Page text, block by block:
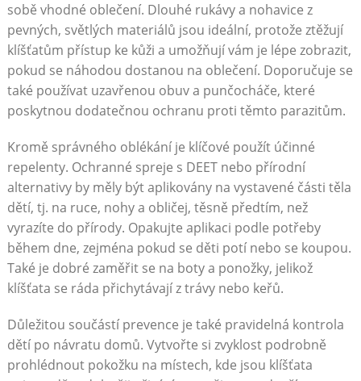
sobě vhodné oblečení. Dlouhé rukávy a nohavice z
pevných, světlých materiálů jsou ideální, protože ztěžují
klíšťatům přístup ke kůži a umožňují vám je lépe zobrazit,
pokud se náhodou dostanou na oblečení. Doporučuje se
také používat uzavřenou obuv a punčocháče, které
poskytnou dodatečnou ochranu proti těmto parazitům.
Kromě správného oblékání je klíčové použít účinné
repelenty. Ochranné spreje s DEET nebo přírodní
alternativy by měly být aplikovány na vystavené části těla
dětí, tj. na ruce, nohy a obličej, těsně předtím, než
vyrazíte do přírody. Opakujte aplikaci podle potřeby
během dne, zejména pokud se děti potí nebo se koupou.
Také je dobré zaměřit se na boty a ponožky, jelikož
klíšťata se ráda přichytávají z trávy nebo keřů.
Důležitou součástí prevence je také pravidelná kontrola
dětí po návratu domů. Vytvořte si zvyklost podrobně
prohlédnout pokožku na místech, kde jsou klíšťata